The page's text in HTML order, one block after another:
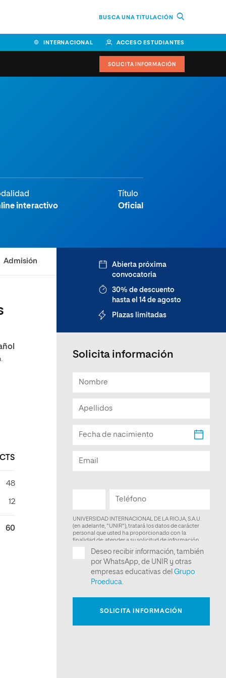
BUSCA UNA TITULACIÓN
INTERNACIONAL ACCESO ESTUDIANTES
Empresa
Escuela Superior de Ingeniería
y Tecnología (ESIT)
Sociales
SOLICITA INFORMACIÓN
interactivo
Título
Oficial
Admisión
48
12
60
Abierta próxima
convocatoria
30% de descuento
hasta el 14 de agosto
Plazas limitadas
Solicita información